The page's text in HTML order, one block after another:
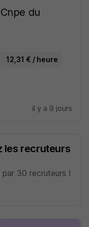
du
12,31 € / heure
il y a 9 jours
les recruteurs
30 recruteurs !